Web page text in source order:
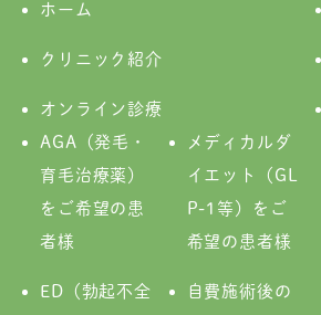
ホーム
クリニック紹介
オンライン診療
AGA（発毛・
育毛治療薬）
をご希望の患
者様
メディカルダ
イエット（GL
P-1等）をご
希望の患者様
ED（勃起不全
自費施術後の